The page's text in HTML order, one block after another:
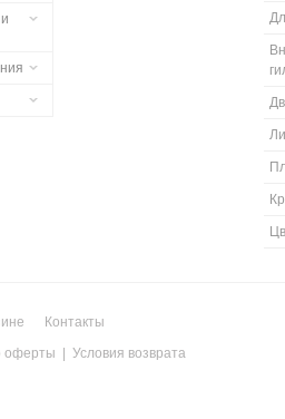
Контакты
оферты Условия возврата